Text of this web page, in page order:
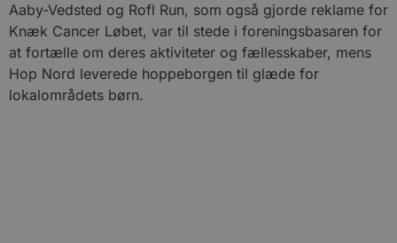
Aaby-Vedsted og Rofl Run, som også gjorde reklame for
Knæk Cancer Løbet, var til stede i foreningsbasaren for
at fortælle om deres aktiviteter og fællesskaber, mens
Hop Nord leverede hoppeborgen til glæde for
lokalområdets børn.